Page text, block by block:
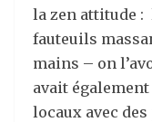
la zen attitude :
fauteuils
mains – on
avait
locaux avec